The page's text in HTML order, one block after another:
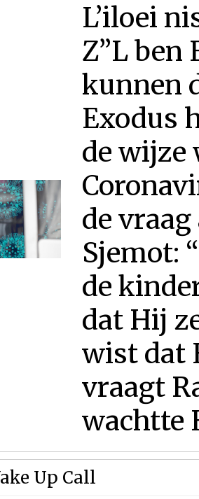
L’iloei
Z”L ben
kunnen
Exodus
de wijze
de
Sjemot:
de
dat Hij
wist dat
vraagt
wachtte
Up Call